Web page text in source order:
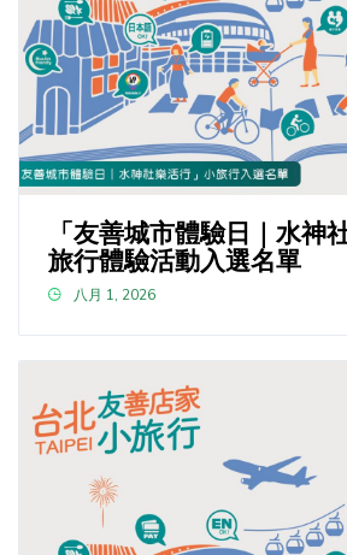
「友善城市體驗日｜水神
旅行體驗活動入選名單
八月 1, 2026